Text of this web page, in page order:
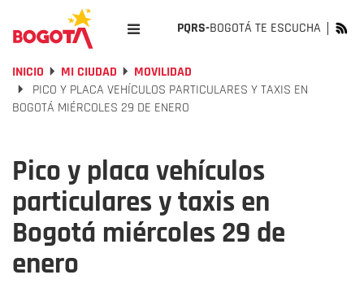
PQRS-BOGOTÁ TE ESCUCHA
INICIO MI CIUDAD
MOVILIDAD
PICO Y PLACA VEHÍCULOS PARTICULARES Y TAXIS EN
BOGOTÁ MIÉRCOLES 29 DE ENERO
Pico y placa vehículos
particulares y taxis en
Bogotá miércoles 29 de
enero